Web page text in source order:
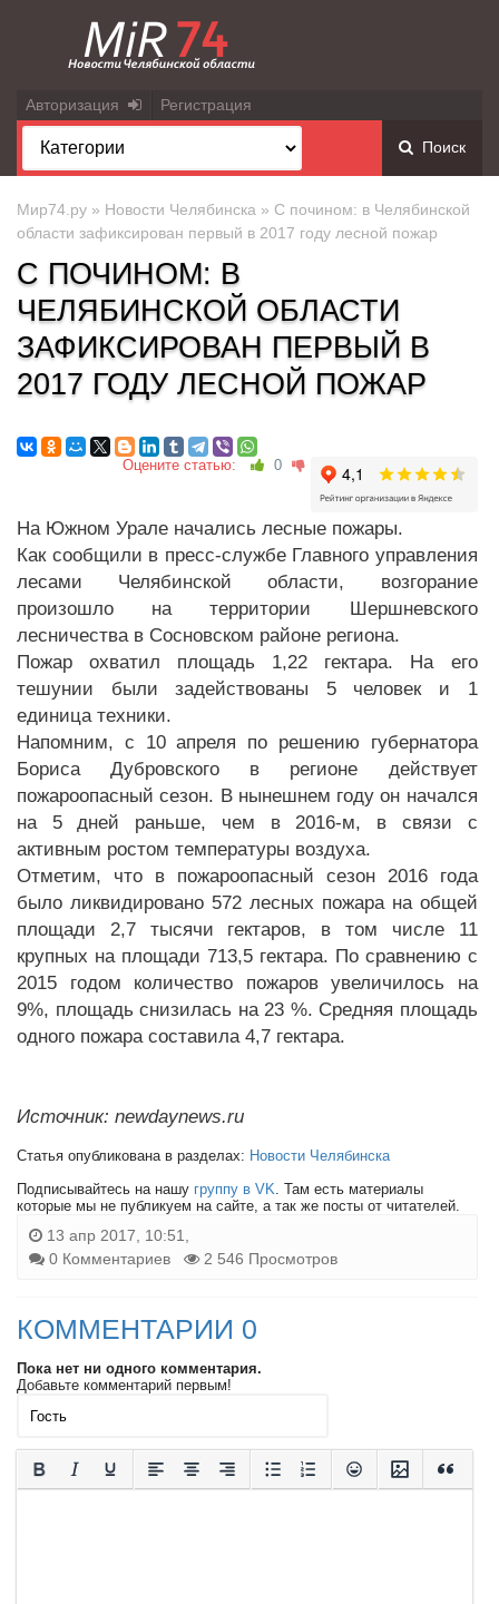
Авторизация Регистрация
Поиск
Мир74.ру » Новости Челябинска » С почином: в Челябинской
области зафиксирован первый в 2017 году лесной пожар
С ПОЧИНОМ: В
ЧЕЛЯБИНСКОЙ ОБЛАСТИ
ЗАФИКСИРОВАН ПЕРВЫЙ В
2017 ГОДУ ЛЕСНОЙ ПОЖАР
Оцените статью: 0
На Южном Урале начались лесные пожары.
Как сообщили в пресс-службе Главного управления
лесами Челябинской области, возгорание
произошло на территории Шершневского
лесничества в Сосновском районе региона.
Пожар охватил площадь 1,22 гектара. На его
тешунии были задействованы 5 человек и 1
единица техники.
Напомним, с 10 апреля по решению губернатора
Бориса Дубровского в регионе действует
пожароопасный сезон. В нынешнем году он начался
на 5 дней раньше, чем в 2016-м, в связи с
активным ростом температуры воздуха.
Отметим, что в пожароопасный сезон 2016 года
было ликвидировано 572 лесных пожара на общей
площади 2,7 тысячи гектаров, в том числе 11
крупных на площади 713,5 гектара. По сравнению с
2015 годом количество пожаров увеличилось на
9%, площадь снизилась на 23 %. Средняя площадь
одного пожара составила 4,7 гектара.
Источник: newdaynews.ru
Статья опубликована в разделах: Новости Челябинска
Подписывайтесь на нашу группу в VK. Там есть материалы
которые мы не публикуем на сайте, а так же посты от читателей.
13 апр 2017, 10:51,
0 Комментариев
2 546 Просмотров
КОММЕНТАРИИ 0
Пока нет ни одного комментария.
Добавьте комментарий первым!